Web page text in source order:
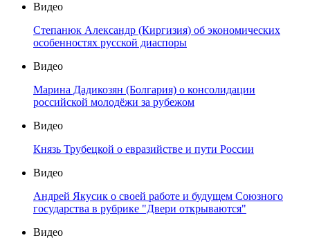
Видео
Степанюк Александр (Киргизия) об экономических
особенностях русской диаспоры
Видео
Марина Дадикозян (Болгария) о консолидации
российской молодёжи за рубежом
Видео
Князь Трубецкой о евразийстве и пути России
Видео
Андрей Якусик о своей работе и будущем Союзного
государства в рубрике "Двери открываются"
Видео